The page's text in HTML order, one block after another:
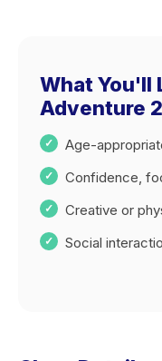
What You'll
Adventure
Age-
Confidence,
Creative or
Social